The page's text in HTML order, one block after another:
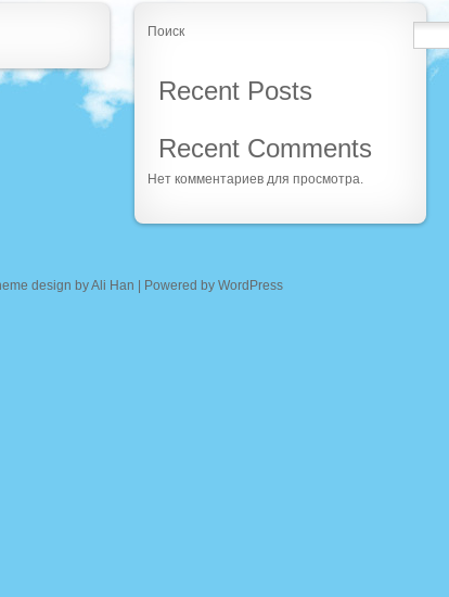
Поиск
Recent Posts
Recent Comments
Нет комментариев для просмотра.
design byAli Han | Powered by WordPress